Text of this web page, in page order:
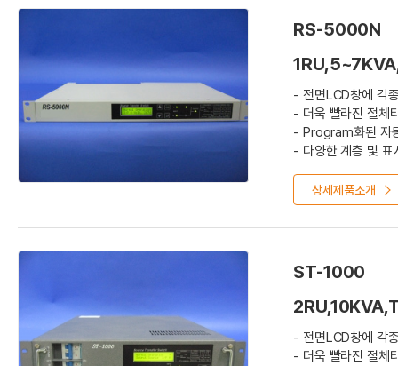
RS-5000N
- 전면LCD창에 각
- 더욱 빨라진 절체
- Program화된 자
- 다양한 계층 및 표
상세제품소개
ST-1000
- 전면LCD창에 각
- 더욱 빨라진 절체